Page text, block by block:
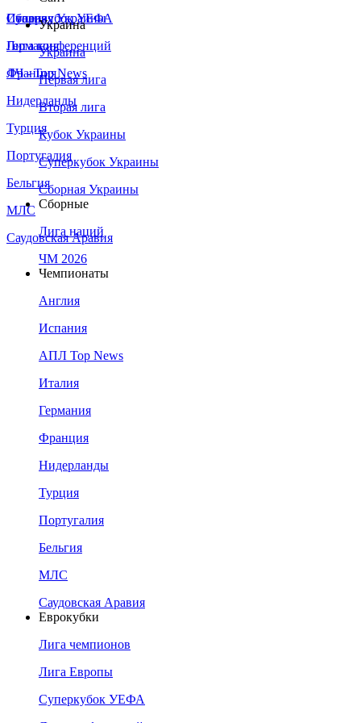
Сборная Украины
Италия
Германия
Франция
Нидерланды
Турция
Португалия
Бельгия
МЛС
Саудовская Аравия
Суперкубок УЕФА
Лига конференций
ЛЧ - Top News
Украина
Украина
Первая лига
Вторая лига
Кубок Украины
Суперкубок Украины
Сборная Украины
Сборные
Лига наций
ЧМ 2026
Чемпионаты
Англия
Испания
АПЛ Top News
Италия
Германия
Франция
Нидерланды
Турция
Португалия
Бельгия
МЛС
Саудовская Аравия
Еврокубки
Лига чемпионов
Лига Европы
Суперкубок УЕФА